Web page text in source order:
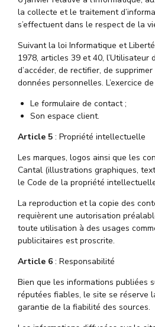
la collecte et le traitement
s’effectuent dans le respect de la
Suivant la loi Informatique et
1978, articles 39 et 40, l’Utilisateur
d’accéder, de rectifier, de supprimer
données personnelles. L’exercice
Le formulaire de contact ;
Son espace client.
Article 5 : Propriété intellectuelle
Les marques, logos ainsi que les
Cantal (illustrations graphiques,
le Code de la propriété
La reproduction et la copie des
requièrent une autorisation
toute utilisation à des usages
publicitaires est proscrite.
Article 6 : Responsabilité
Bien que les informations publiées
réputées fiables, le site se réserve
garantie de la fiabilité des sources.